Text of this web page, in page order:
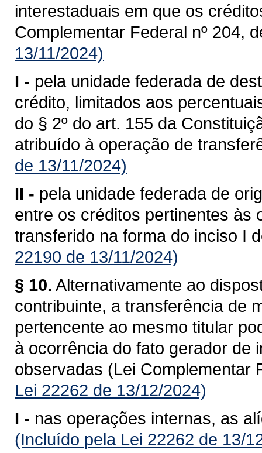
interestaduais em que os
Complementar Federal nº 204,
13/11/2024)
I - pela unidade federada de
crédito, limitados aos
do § 2º do art. 155 da
atribuído à operação de
de 13/11/2024)
II - pela unidade federada de
entre os créditos pertinentes às
transferido na forma do inciso I
22190 de 13/11/2024)
§ 10. Alternativamente ao
contribuinte, a transferência de
pertencente ao mesmo titular
à ocorrência do fato gerador de
observadas (Lei Complementar
Lei 22262 de 13/12/2024)
I - nas operações internas, as
(Incluído pela Lei 22262 de 13/